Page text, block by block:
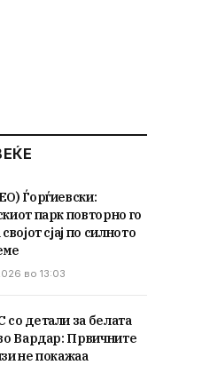
Ѓорѓиевски:
парк повторно го
сјај по силното
во 13:03
детали за белата
Вардар: Првичните
не покажаа